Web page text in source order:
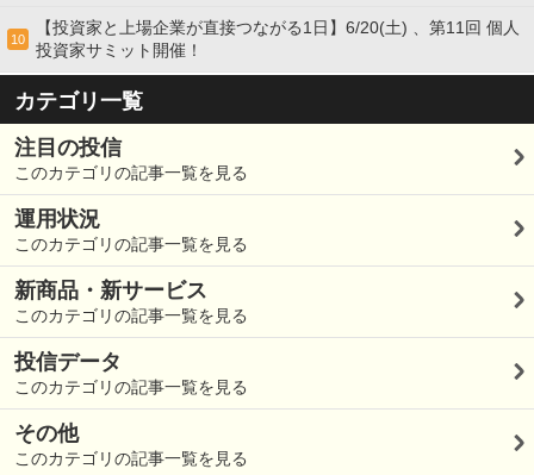
10
【投資家と上場企業が直接つながる1日】6/20(土) 、第11回 個人
投資家サミット開催！
カテゴリ一覧
注目の投信
このカテゴリの記事一覧を見る
運用状況
このカテゴリの記事一覧を見る
新商品・新サービス
このカテゴリの記事一覧を見る
投信データ
このカテゴリの記事一覧を見る
その他
このカテゴリの記事一覧を見る